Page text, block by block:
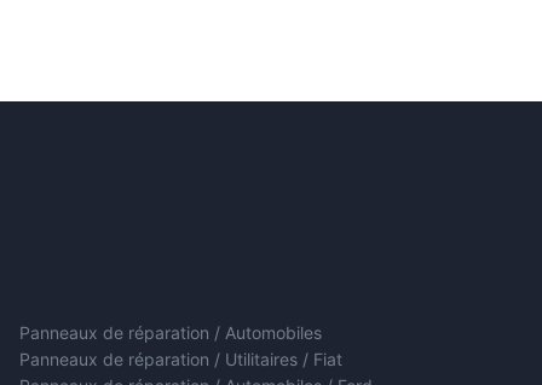
Panneaux de réparation / Automobiles
Panneaux de réparation / Utilitaires / Fiat